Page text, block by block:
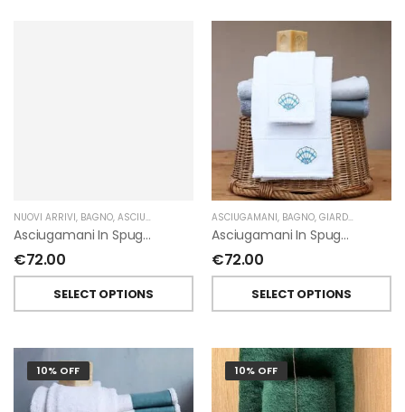
NUOVI ARRIVI, BAGNO, ASCIUGAMANI GIARDINO SEGRETO
Asciugamani In Spugna Con Fiori In Lino Applicati Di Giardino Segreto.
€72.00
SELECT OPTIONS
ASCIUGAMANI, BAGNO, GIARDINO SEGRETO
Asciugamani In Spugna Con Ricami Marini Di Giardino Segreto.
€72.00
SELECT OPTIONS
10% OFF 10% OFF